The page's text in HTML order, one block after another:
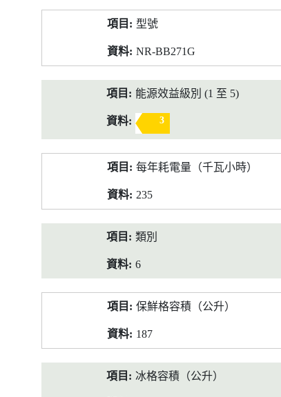
型號
NR-BB271G
能源效益級別 (1 至 5)
3
每年耗電量（千瓦小時）
235
類別
6
保鮮格容積（公升）
187
冰格容積（公升）